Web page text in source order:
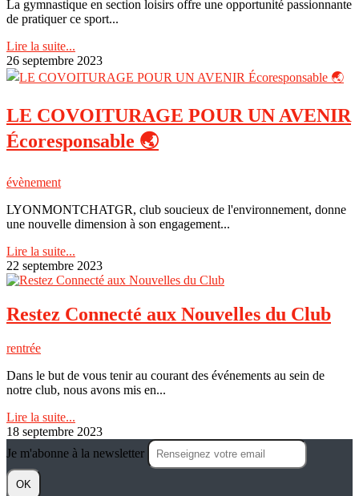
La gymnastique en section loisirs offre une opportunité passionnante
de pratiquer ce sport...
Lire la suite...
26 septembre 2023
LE COVOITURAGE POUR UN AVENIR
Écoresponsable 🌏
évènement
LYONMONTCHATGR, club soucieux de l'environnement, donne
une nouvelle dimension à son engagement...
Lire la suite...
22 septembre 2023
Restez Connecté aux Nouvelles du Club
rentrée
Dans le but de vous tenir au courant des événements au sein de
notre club, nous avons mis en...
Lire la suite...
18 septembre 2023
Je m'abonne à la newsletter
OK